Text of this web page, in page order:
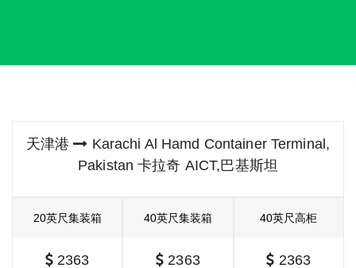
天津港
Karachi Al Hamd Container Terminal,
Pakistan 卡拉奇 AICT,巴基斯坦
20英尺集装箱
2363
40英尺集装箱
2363
40英尺高柜
2363